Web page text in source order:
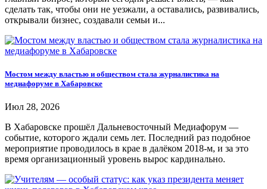
сделать так, чтобы они не уезжали, а оставались, развивались,
открывали бизнес, создавали семьи и...
Мостом между властью и обществом стала журналистика на
медиафоруме в Хабаровске
Июл 28, 2026
В Хабаровске прошёл Дальневосточный Медиафорум —
событие, которого ждали семь лет. Последний раз подобное
мероприятие проводилось в крае в далёком 2018-м, и за это
время организационный уровень вырос кардинально.